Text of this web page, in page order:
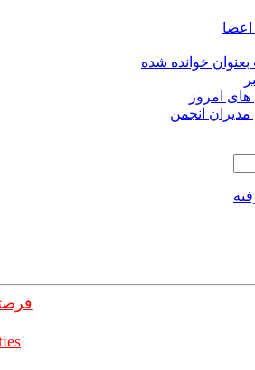
بعنوان خوانده شده
های امروز
انجمن